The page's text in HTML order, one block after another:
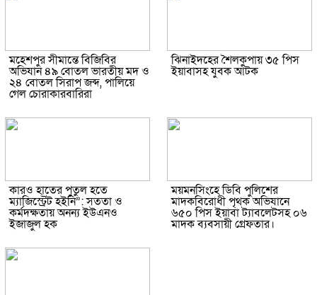
মহেশপুর সীমান্তে বিজিবির
অভিযান ৪৯ বোতল ভারতীয় মদ ও
২৪ বোতল সিরাপ জব্দ, পালিয়ে
গেল চোরাকারবারিরা
ঝিনাইদহের শৈলকুপায় ৩৫ পিস
ইয়াবাসহ যুবক আটক
কারও হাতের পুতুল হতে
ম্যাজিস্ট্রেট হইনি”: সততা ও
কর্মদক্ষতায় অনন্য ইউএনও
ইজাজুল হক
ময়মনসিংহে ডিবি পুলিশের
মাদকবিরোধী পৃথক অভিযানে
৬৫০ পিস ইয়াবা ট্যাবলেটসহ ০৬
মাদক ব্যবসায়ী গ্রেফতার।